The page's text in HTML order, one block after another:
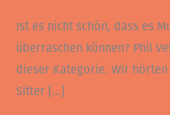
Ist es nicht schön, dass es
überraschen können? Phil
dieser Kategorie. Wir
Sitter […]